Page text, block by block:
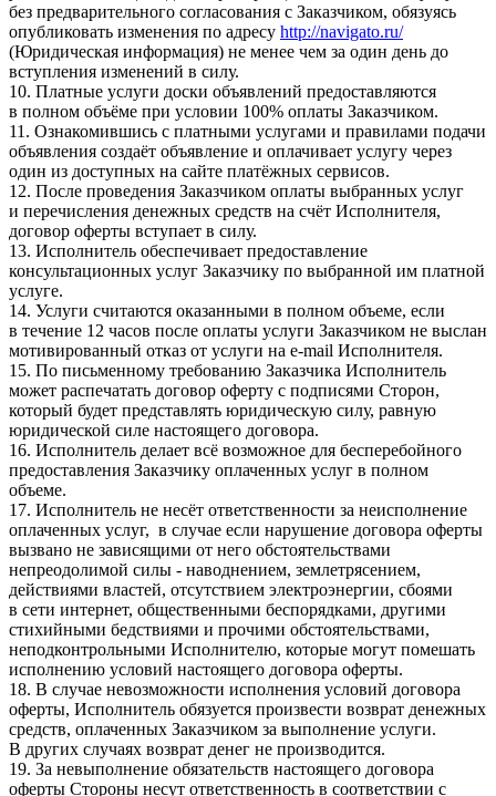
без предварительного согласования с Заказчиком, обязуясь
опубликовать изменения по адресу http://navigato.ru/
(Юридическая информация) не менее чем за один день до
вступления изменений в силу.
10. Платные услуги доски объявлений предоставляются
в полном объёме при условии 100% оплаты Заказчиком.
11. Ознакомившись с платными услугами и правилами подачи
объявления создаёт объявление и оплачивает услугу через
один из доступных на сайте платёжных сервисов.
12. После проведения Заказчиком оплаты выбранных услуг
и перечисления денежных средств на счёт Исполнителя,
договор оферты вступает в силу.
13. Исполнитель обеспечивает предоставление
консультационных услуг Заказчику по выбранной им платной
услуге.
14. Услуги считаются оказанными в полном объеме, если
в течение 12 часов после оплаты услуги Заказчиком не выслан
мотивированный отказ от услуги на e-mail Исполнителя.
15. По письменному требованию Заказчика Исполнитель
может распечатать договор оферту с подписями Сторон,
который будет представлять юридическую силу, равную
юридической силе настоящего договора.
16. Исполнитель делает всё возможное для бесперебойного
предоставления Заказчику оплаченных услуг в полном
объеме.
17. Исполнитель не несёт ответственности за неисполнение
оплаченных услуг, в случае если нарушение договора оферты
вызвано не зависящими от него обстоятельствами
непреодолимой силы - наводнением, землетрясением,
действиями властей, отсутствием электроэнергии, сбоями
в сети интернет, общественными беспорядками, другими
стихийными бедствиями и прочими обстоятельствами,
неподконтрольными Исполнителю, которые могут помешать
исполнению условий настоящего договора оферты.
18. В случае невозможности исполнения условий договора
оферты, Исполнитель обязуется произвести возврат денежных
средств, оплаченных Заказчиком за выполнение услуги.
В других случаях возврат денег не производится.
19. За невыполнение обязательств настоящего договора
оферты Стороны несут ответственность в соответствии с